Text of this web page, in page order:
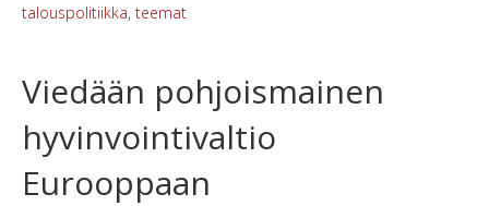
talouspolitiikka, teemat
Viedään pohjoismainen
hyvinvointivaltio
Eurooppaan